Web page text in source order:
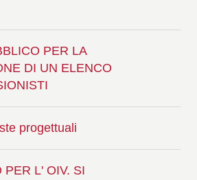
PER LA
DI UN ELENCO
progettuali
PER L' OIV. SI